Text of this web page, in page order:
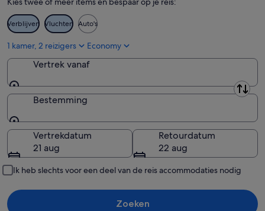
Verblijven Vluchten Auto's
1 kamer, 2 reizigers Economy
Vertrek vanaf
Vertrek vanaf
Bestemming
Bestemming
Vertrekdatum
21 aug
Retourdatum
22 aug
Ik heb slechts voor een deel van de reis accommodaties nodig
Zoeken